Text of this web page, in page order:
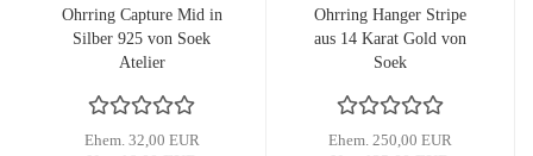
Ohrring Capture Mid in
Silber 925 von Soek
Atelier
Ehem. 32,00 EUR
Ohrring Hanger Stripe
aus 14 Karat Gold von
Soek
Ehem. 250,00 EUR